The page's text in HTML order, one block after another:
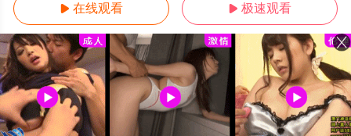
 在线观看  极速观看